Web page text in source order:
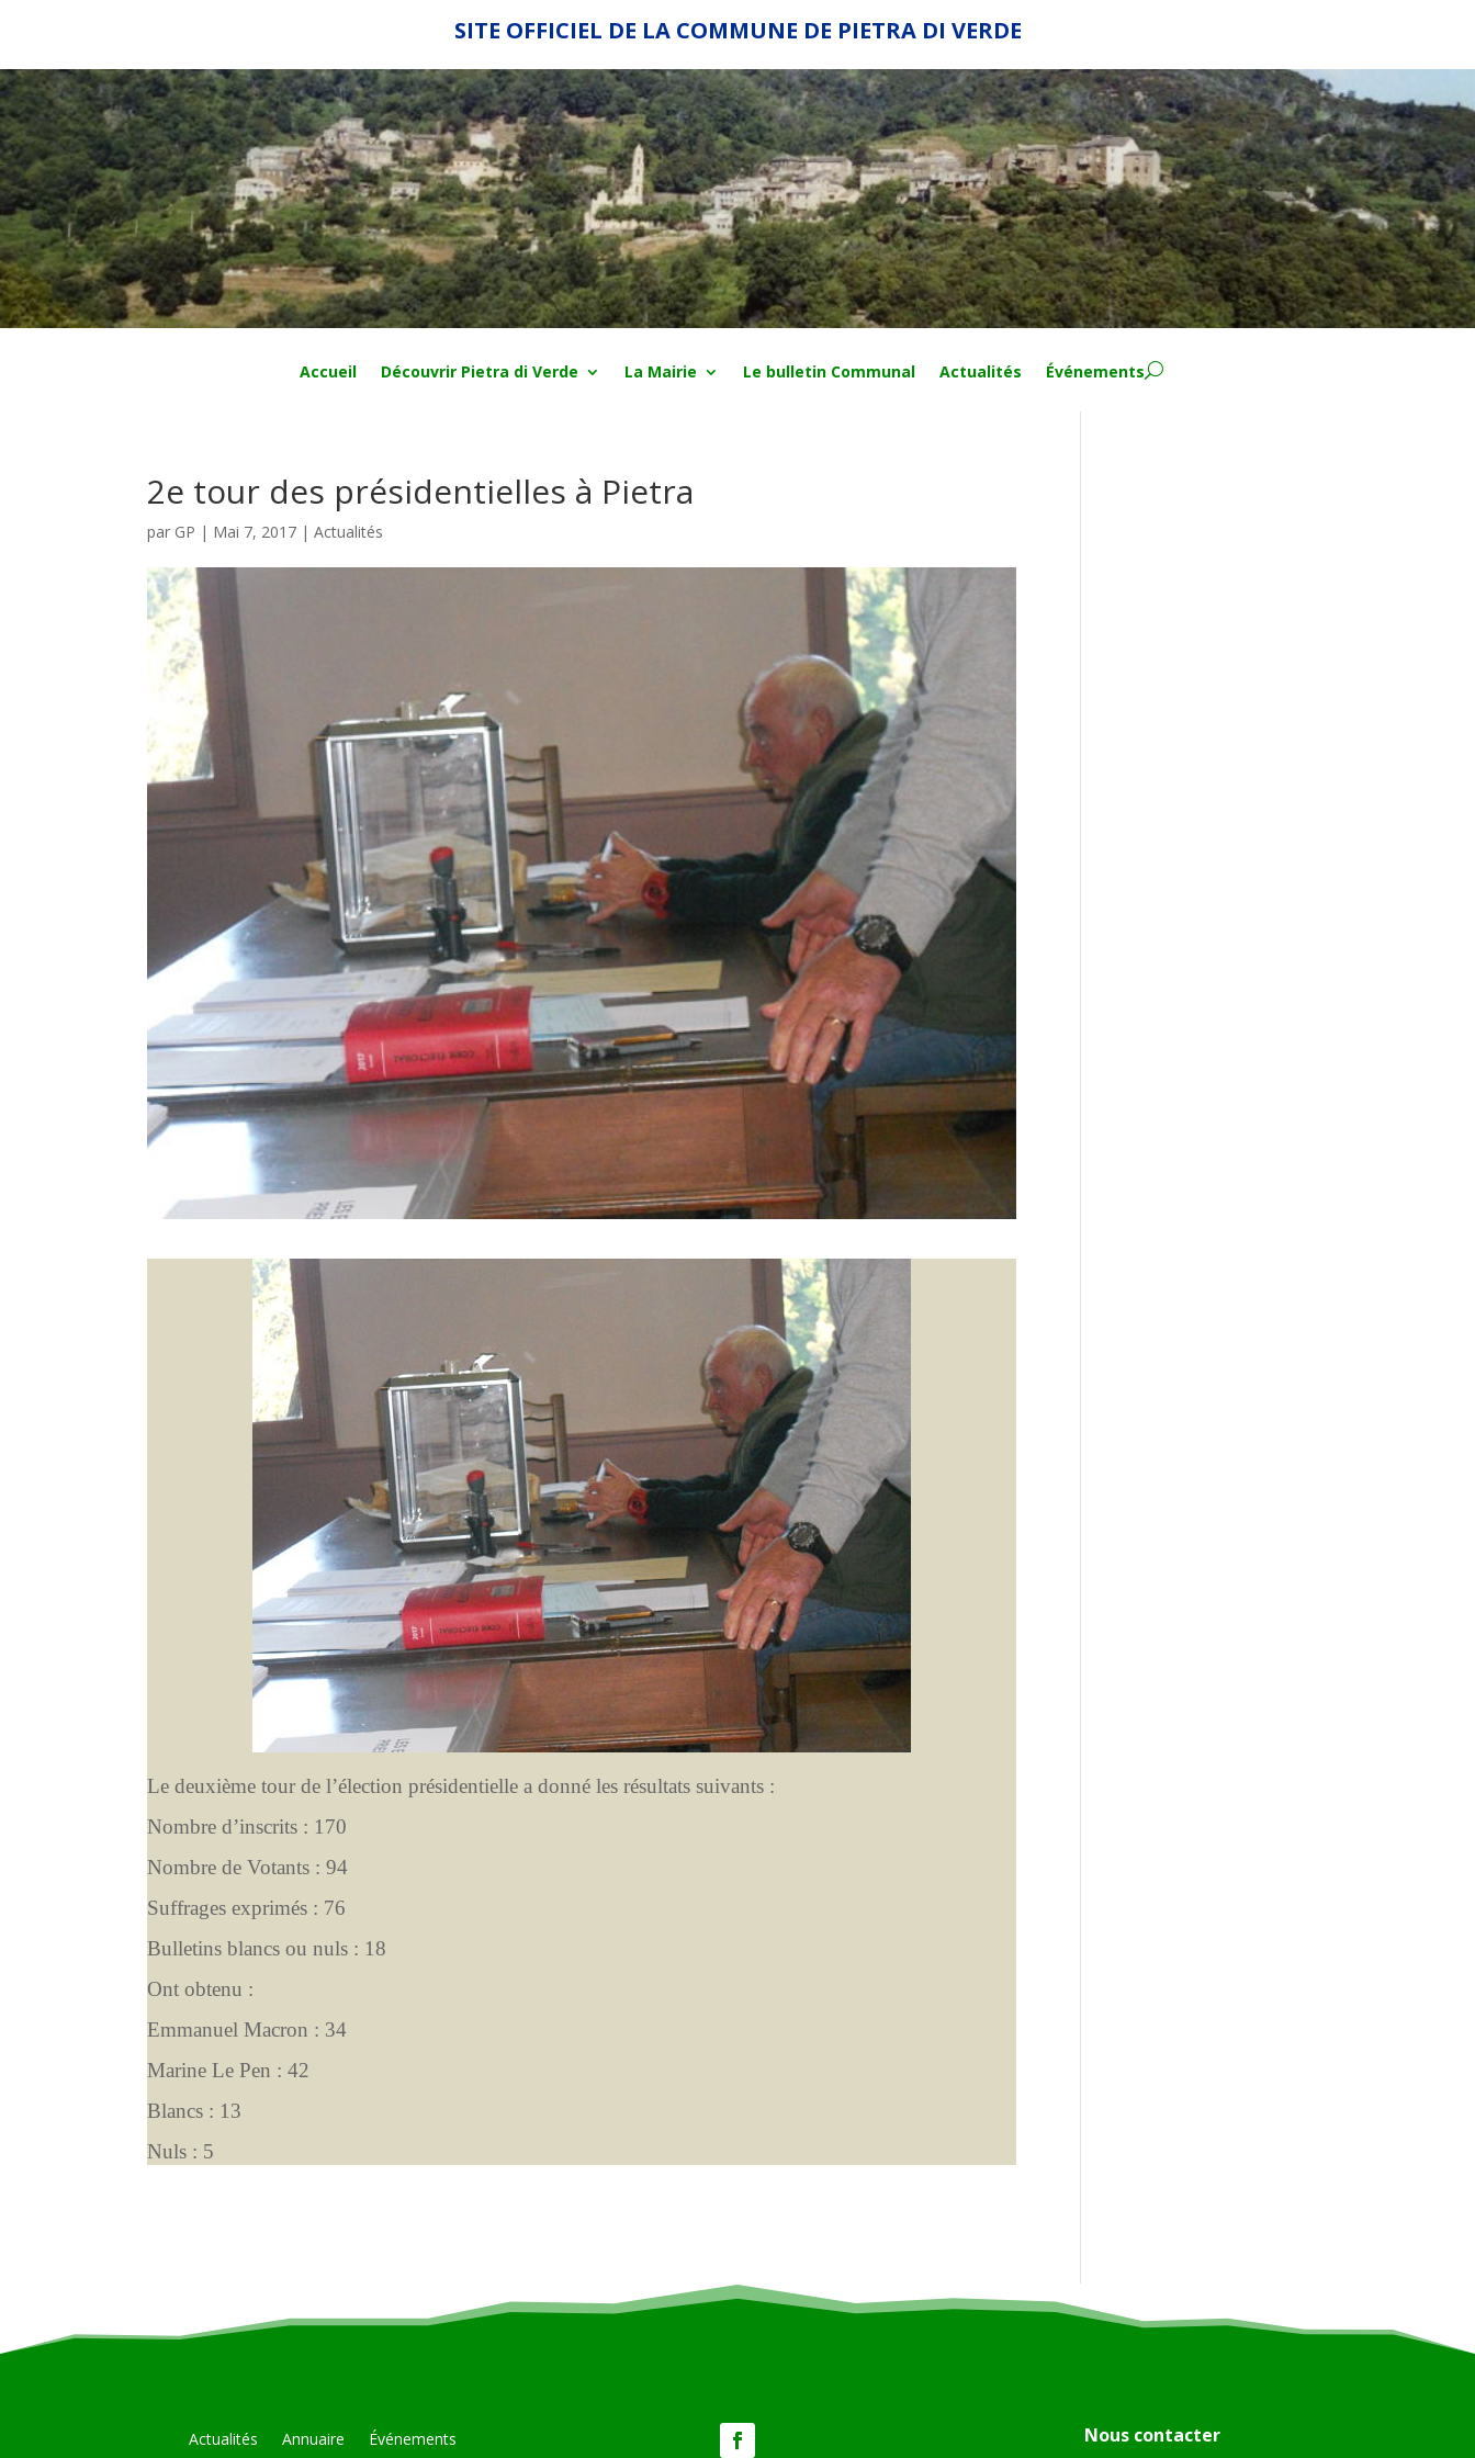
SITE OFFICIEL DE LA COMMUNE DE PIETRA DI VERDE
Accueil Découvrir Pietra di Verde La Mairie Le bulletin Communal Actualités Événements
2e tour des présidentielles à Pietra
par GP | Mai 7, 2017 |Actualités
Le deuxième tour de l’élection présidentielle a donné les résultats suivants :
Nombre d’inscrits : 170
Nombre de Votants : 94
Suffrages exprimés : 76
Bulletins blancs ou nuls : 18
Ont obtenu :
Emmanuel Macron : 34
Marine Le Pen : 42
Blancs : 13
Nuls : 5
Actualités Annuaire Événements Nous contacter